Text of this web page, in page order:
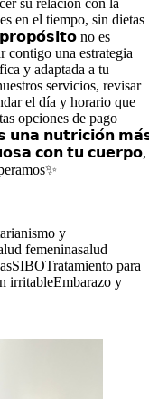
su relación con la
en el tiempo, sin dietas
no es
contigo una estrategia
y adaptada a tu
servicios, revisar
el día y horario que
opciones de pago
𝘂𝗻𝗮 𝗻𝘂𝘁𝗿𝗶𝗰𝗶𝗼́𝗻
𝗰𝗼𝗻 𝘁𝘂 𝗰𝘂𝗲𝗿𝗽𝗼,
y
femeninasalud
SIBOTratamiento para
irritableEmbarazo y